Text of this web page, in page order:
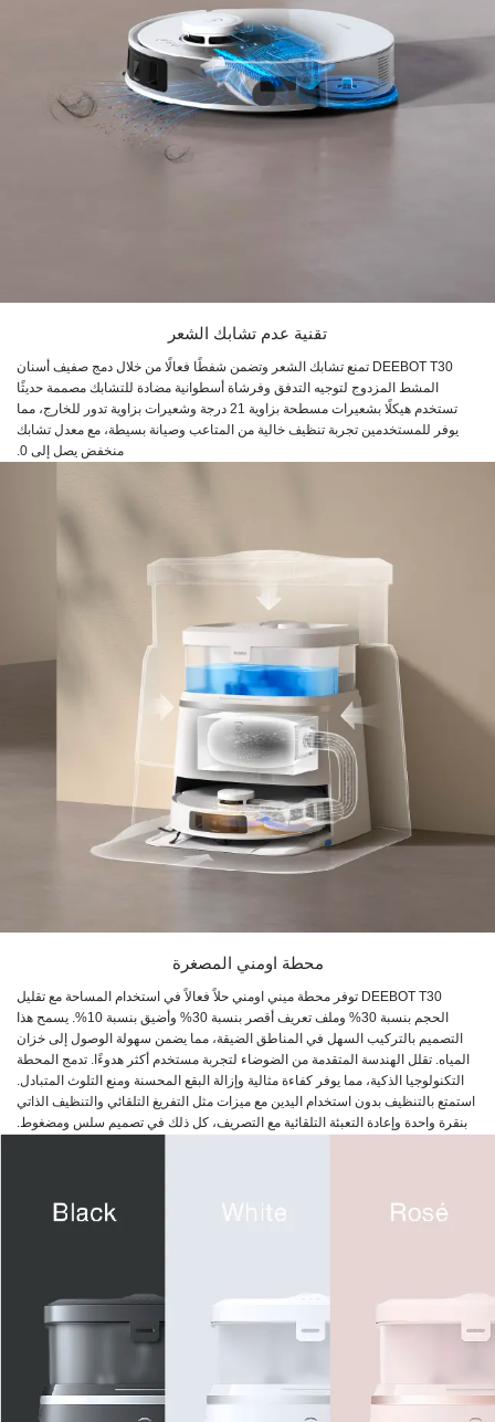
تقنية عدم تشابك الشعر
DEEBOT T30 تمنع تشابك الشعر وتضمن شفطًا فعالًا من خلال دمج صفيف أسنان
المشط المزدوج لتوجيه التدفق وفرشاة أسطوانية مضادة للتشابك مصممة حديثًا
تستخدم هيكلًا بشعيرات مسطحة بزاوية 21 درجة وشعيرات بزاوية تدور للخارج، مما
يوفر للمستخدمين تجربة تنظيف خالية من المتاعب وصيانة بسيطة، مع معدل تشابك
منخفض يصل إلى 0.
محطة اومني المصغرة
DEEBOT T30 توفر محطة ميني اومني حلاً فعالاً في استخدام المساحة مع تقليل
الحجم بنسبة 30% وملف تعريف أقصر بنسبة 30% وأضيق بنسبة 10%. يسمح هذا
التصميم بالتركيب السهل في المناطق الضيقة، مما يضمن سهولة الوصول إلى خزان
المياه. تقلل الهندسة المتقدمة من الضوضاء لتجربة مستخدم أكثر هدوءًا. تدمج المحطة
التكنولوجيا الذكية، مما يوفر كفاءة مثالية وإزالة البقع المحسنة ومنع التلوث المتبادل.
استمتع بالتنظيف بدون استخدام اليدين مع ميزات مثل التفريغ التلقائي والتنظيف الذاتي
بنقرة واحدة وإعادة التعبئة التلقائية مع التصريف، كل ذلك في تصميم سلس ومضغوط.